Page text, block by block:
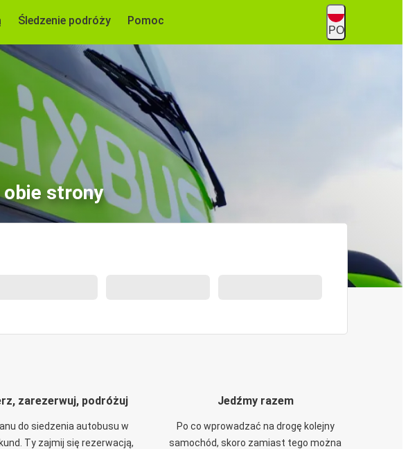
Śledzenie podróży Pomoc
PO
obie strony
zarezerwuj, podróżuj
do siedzenia autobusu w
Ty zajmij się rezerwacją,
Jedźmy razem
Po co wprowadzać na drogę kolejny
samochód, skoro zamiast tego można